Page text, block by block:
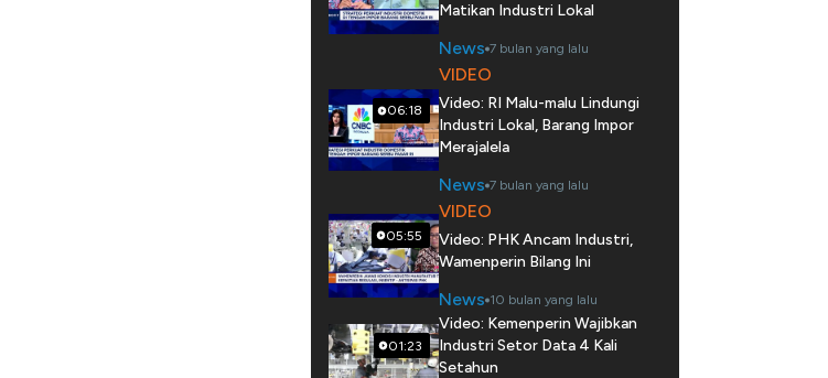
Matikan Industri Lokal
News 7 bulan yang lalu
06:18
VIDEO
Video: RI Malu-malu Lindungi
Industri Lokal, Barang Impor
Merajalela
News 7 bulan yang lalu
05:55
VIDEO
Video: PHK Ancam Industri,
Wamenperin Bilang Ini
News 10 bulan yang lalu
01:23
Video: Kemenperin Wajibkan
Industri Setor Data 4 Kali
Setahun